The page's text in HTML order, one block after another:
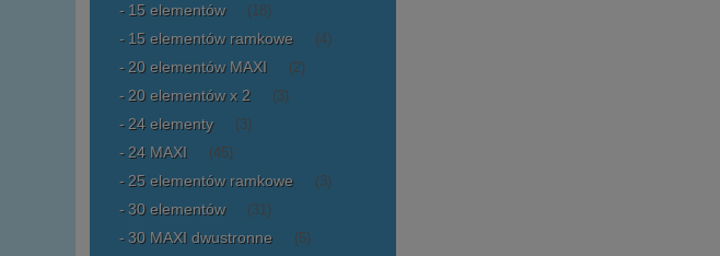
15 elementów (18)
15 elementów ramkowe (4)
20 elementów MAXI (2)
20 elementów x 2 (3)
24 elementy (3)
24 MAXI (45)
25 elementów ramkowe (3)
30 elementów (31)
30 MAXI dwustronne (5)